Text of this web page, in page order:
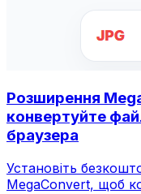
Розширення
конвертуйте
браузера
Установіть
MegaConvert, щоб